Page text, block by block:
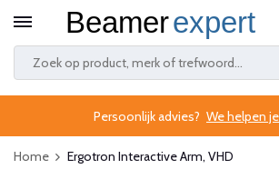
Persoonlijk advies? We helpen je
Home Ergotron Interactive Arm, VHD